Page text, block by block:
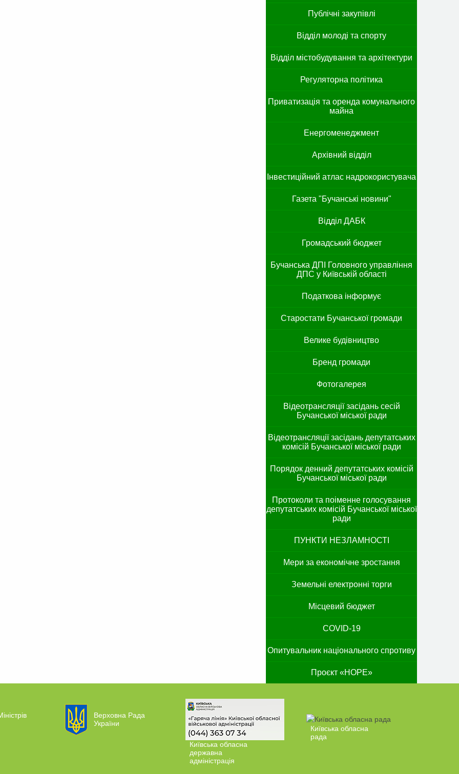
Публічні закупівлі
Відділ молоді та спорту
Відділ містобудування та архітектури
Регуляторна політика
Приватизація та оренда комунального
майна
Енергоменеджмент
Архівний відділ
Інвестиційний атлас надрокористувача
Газета "Бучанські новини"
Відділ ДАБК
Громадський бюджет
Бучанська ДПІ Головного управління
ДПС у Київській області
Податкова інформує
Старостати Бучанської громади
Велике будівництво
Бренд громади
Фотогалерея
Відеотрансляції засідань сесій
Бучанської міської ради
Відеотрансляції засідань депутатських
комісій Бучанської міської ради
Порядок денний депутатських комісій
Бучанської міської ради
Протоколи та поіменне голосування
депутатських комісій Бучанської міської
ради
ПУНКТИ НЕЗЛАМНОСТІ
Мери за економічне зростання
Земельні електронні торги
Місцевий бюджет
COVID-19
Опитувальник національного спротиву
Проєкт «HOPE»
Верховна Рада
України
Київська обласна
державна
адміністрація
Київська обласна
рада